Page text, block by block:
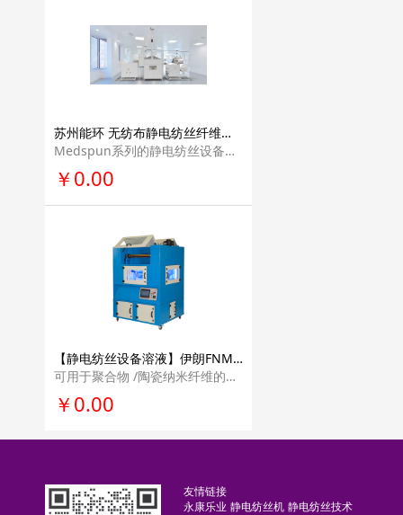
苏州能环 无纺布静电纺丝纤维设备装置材料价格 生产线产业化解决方案专业量产设备Medspun系列
Medspun系列的静电纺丝设备是针对医用材料的专业量产设备。其针对血管支架，生 物敷料和组织工程提供了不同的接收器，同时其兼容多针式，同轴针式，非针式纺丝发 射极适用于多种静电纺丝原料。
￥0.00
【静电纺丝设备溶液】伊朗FNM公司进口吹喷式中试级台式静电纺丝机设备科研教学研发电纺丝设备NFL60RB
可用于聚合物 /陶瓷纳米纤维的中试级生产，应用领域广泛。采用这种设备，可以进行中式级的不同基材的纳米纤维涂层。
￥0.00
友情链接
永康乐业 静电纺丝机 静电纺丝技术